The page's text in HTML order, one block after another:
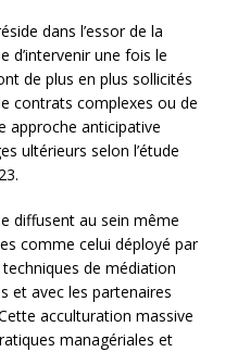
dans l’essor de la
d’intervenir une fois le
de plus en plus sollicités
contrats complexes ou de
approche anticipative
ultérieurs selon l’étude
diffusent au sein même
comme celui déployé par
de médiation
et avec les partenaires
acculturation massive
managériales et